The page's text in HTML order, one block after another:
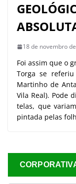
18 de novembro
Foi assim que o
Torga se
Martinho de
Vila Real). Pode
telas, que
pintada pelas